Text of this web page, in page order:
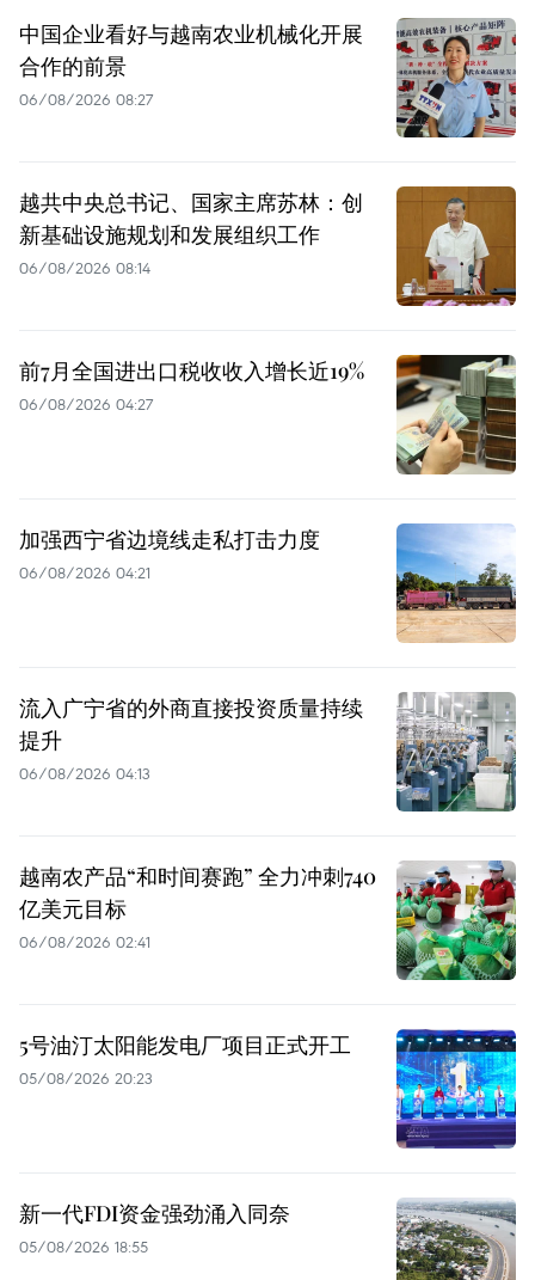
中国企业看好与越南农业机械化开展
合作的前景
06/08/2026 08:27
越共中央总书记、国家主席苏林：创
新基础设施规划和发展组织工作
06/08/2026 08:14
前7月全国进出口税收收入增长近19%
06/08/2026 04:27
加强西宁省边境线走私打击力度
06/08/2026 04:21
流入广宁省的外商直接投资质量持续
提升
06/08/2026 04:13
越南农产品“和时间赛跑” 全力冲刺740
亿美元目标
06/08/2026 02:41
5号油汀太阳能发电厂项目正式开工
05/08/2026 20:23
新一代FDI资金强劲涌入同奈
05/08/2026 18:55